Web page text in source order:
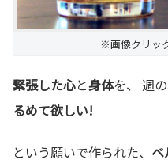
※画像クリッ
緊張した心と身体を、 週
るめて欲しい!
という願いで作られた、